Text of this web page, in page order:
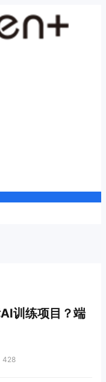
训练项目？端
428